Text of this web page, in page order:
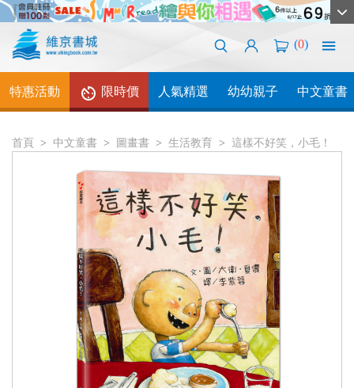
(0)
特惠活動 限時價 人氣精選 幼幼親子 中文童書
首頁 中文童書 圖畫書 生活教育 這樣不好笑，小毛！